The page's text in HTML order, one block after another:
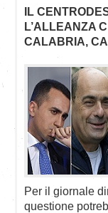
IL
L’ALLEANZA
CALABRIA,
Per il giornale
questione